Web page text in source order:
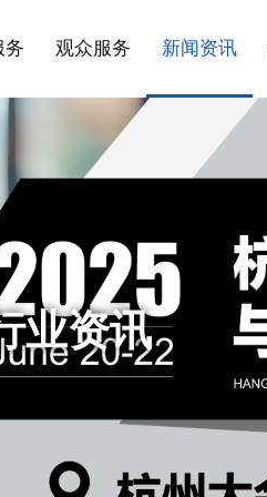
务 观众服务 新闻资讯
业资讯